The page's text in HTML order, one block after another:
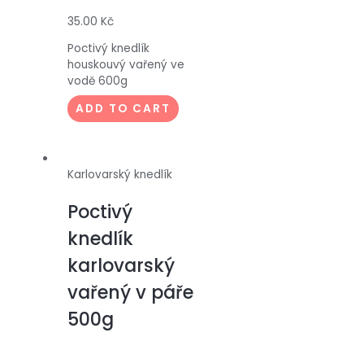
35.00 Kč
Poctivý knedlík
houskouvý vařený ve
vodě 600g
ADD TO CART
Karlovarský knedlík
Poctivý
knedlík
karlovarský
vařený v páře
500g